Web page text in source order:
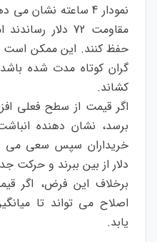
نمودار 4 ساعته نشان
مقاومت 72 دلار
حفظ کنند. این ممکن است
کشاند.
برسد، نشان دهنده
دلار از بین ببرند و حرکت
یابد.